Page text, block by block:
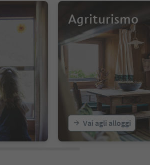
Agriturismo
Vai agli alloggi